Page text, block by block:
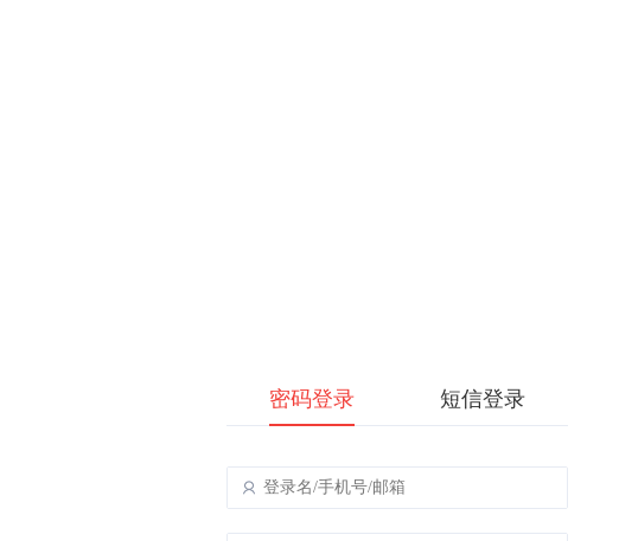
密码登录 短信登录